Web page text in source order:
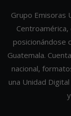
Grupo Emisoras
posicionándose
Guatemala.
nacional,
una Unidad